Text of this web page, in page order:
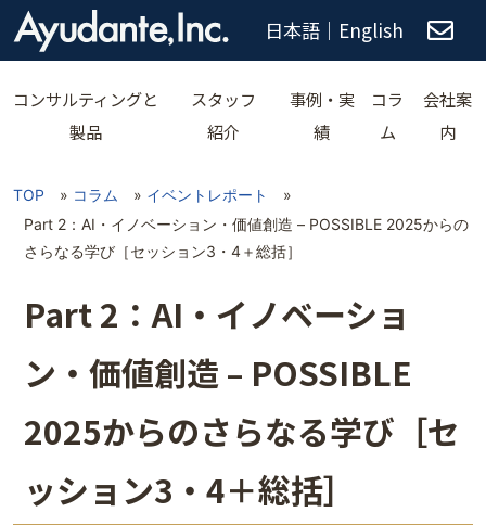
日本語 ｜ English
コンサルティングと
製品
スタッフ
紹介
事例・実
績
コラ
ム
会社案
内
TOP » コラム » イベントレポート
»
Part 2：AI・イノベーション・価値創造 – POSSIBLE 2025からの
さらなる学び［セッション3・4＋総括］
Part 2：AI・イノベーショ
ン・価値創造 – POSSIBLE
2025からのさらなる学び［セ
ッション3・4＋総括］